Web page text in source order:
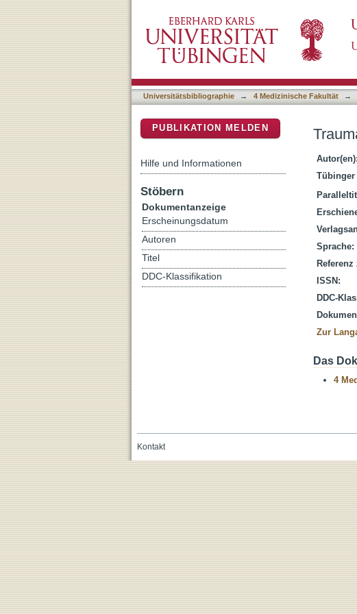
Universitätsbibliographie → 4 Medizinische Fakultät →
Autor(en):
Tübinger
Sprache:
ISSN:
DDC-
Zur
Das
4
PUBLIKATION MELDEN
Hilfe und Informationen
Stöbern
Dokumentanzeige
Erscheinungsdatum
Autoren
Titel
DDC-Klassifikation
Kontakt